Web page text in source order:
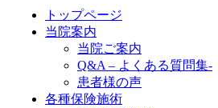
トップページ
当院案内
当院ご案内
Q&A – よくある質問集-
患者様の声
各種保険施術